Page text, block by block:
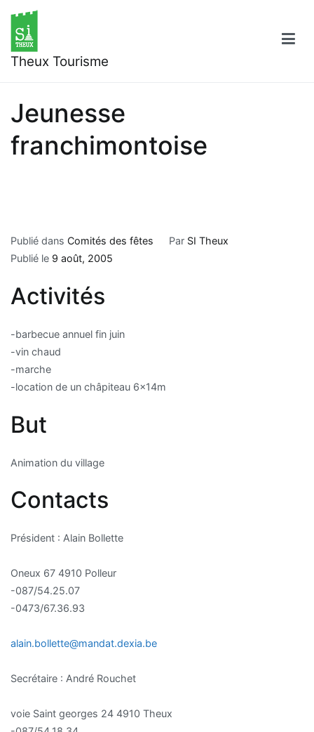
contenu
Theux Tourisme
Jeunesse
franchimontoise
Publié dans Comités des fêtes Par SI Theux
Publié le 9 août, 2005
Activités
-barbecue annuel fin juin
-vin chaud
-marche
-location de un châpiteau 6x14m
But
Animation du village
Contacts
Président : Alain Bollette
Oneux 67 4910 Polleur
-087/54.25.07
-0473/67.36.93
alain.bollette@mandat.dexia.be
Secrétaire : André Rouchet
voie Saint georges 24 4910 Theux